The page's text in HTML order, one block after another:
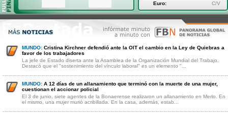
Euro:
C/V
MUNDO: Cristina Kirchner defendió ante la OIT el cambio en la Ley de Quiebras a
favor de los trabajadores
La jefe de Estado diserta ante la Asamblea de la Organización Mundial del Trabajo.
Destacó que el "sostenimiento del vínculo laboral" es un elemento "...
MUNDO: A 12 días de un allanamiento que terminó con la muerte de una mujer,
cuestionan el accionar policial
El 3 de junio, siete agentes de la Bonaerense realizaron un allanamiento en Merlo. En
el mismo, una mujer murió acribillada. En la casa, además, estab...